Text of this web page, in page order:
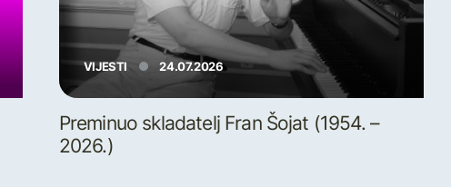
VIJESTI 24.07.2026
Preminuo skladatelj Fran Šojat (1954. –
2026.)